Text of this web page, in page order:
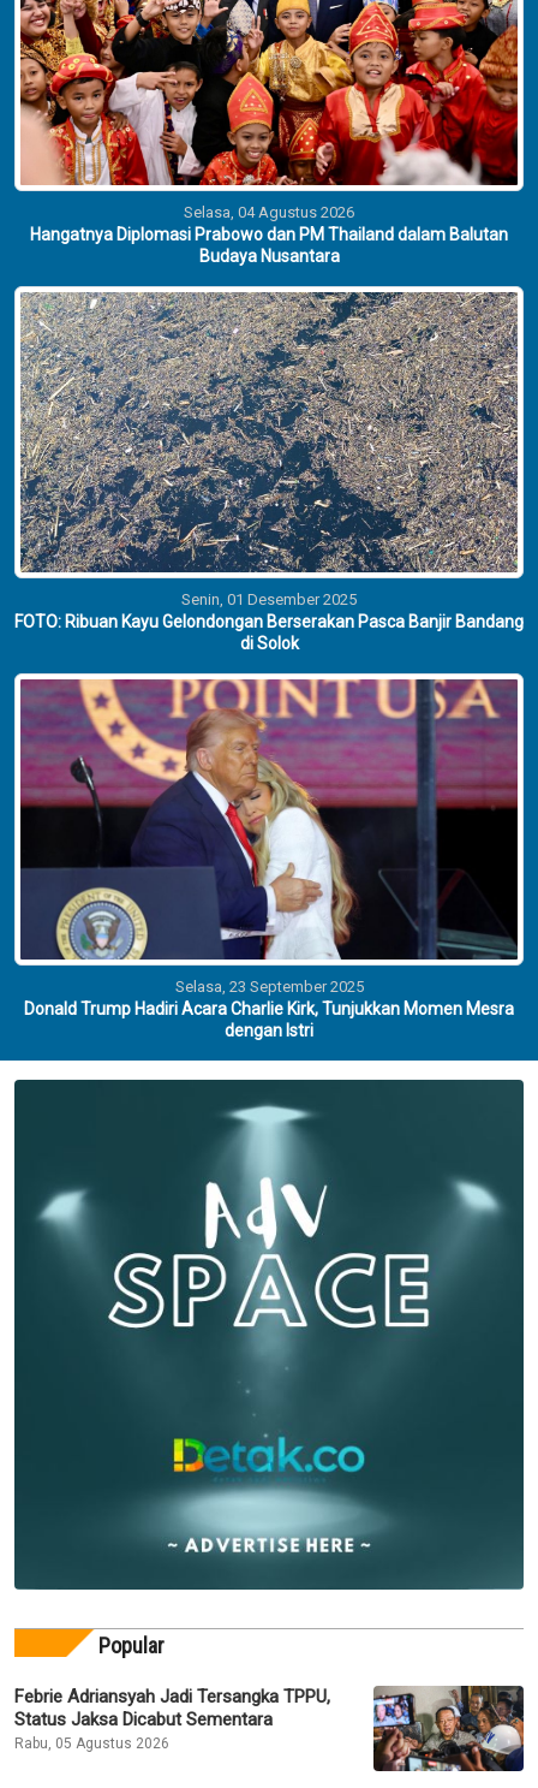
Selasa, 04 Agustus 2026
Hangatnya Diplomasi Prabowo dan PM Thailand dalam Balutan
Budaya Nusantara
Senin, 01 Desember 2025
FOTO: Ribuan Kayu Gelondongan Berserakan Pasca Banjir Bandang
di Solok
Selasa, 23 September 2025
Donald Trump Hadiri Acara Charlie Kirk, Tunjukkan Momen Mesra
dengan Istri
Popular
Febrie Adriansyah Jadi Tersangka TPPU,
Status Jaksa Dicabut Sementara
Rabu, 05 Agustus 2026